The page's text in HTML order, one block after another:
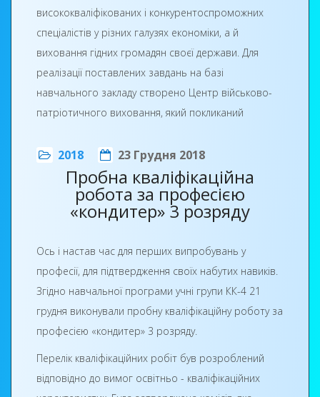
натхнення в роботі та успіхів у всіх добрих
починаннях, надії на краще майбутнє.
На фото: лідери учнівського самоврядування спільно із
членами первинної профспілкової організації
Роменського ВПУ завітали з подарунками до
Роменського центру соціальної реабілітації дітей-
інвалідів
висококваліфікованих і конкурентоспроможних
спеціалістів у різних галузях економіки, а й
виховання гідних громадян своєї держави. Для
реалізації поставлених завдань на базі
навчального закладу створено Центр військово-
патріотичного виховання, який покликаний
учнів, а й готувати молодь стати на захист своєї
Вітчизни.
22 грудня на базі Центру військово-патріотичного
виховання було проведено екскурсію для вчителів
із діяльністю Центру та можливостями
відпрацювання з учнями шкіл району тем
навчальної програми з предмета "Захист
Вітчизни", які не забезпечені матеріальними
ресурсами у своїх школах. Вони оглянули нову
навчальну зброю, а саме: макети автоматів,
пневматичні гвинтівки, взяли участь у неповному
2018 23 Грудня 2018
Пробна кваліфікаційна
робота за професією
«кондитер» 3 розряду
Ось і настав час для перших випробувань у
професії, для підтвердження своїх набутих навиків.
Згідно навчальної програми учні групи КК-4 21
грудня виконували пробну кваліфікаційну роботу за
професією «кондитер» 3 розряду.
Перелік кваліфікаційних робіт був розроблений
відповідно до вимог освітньо - кваліфікаційних